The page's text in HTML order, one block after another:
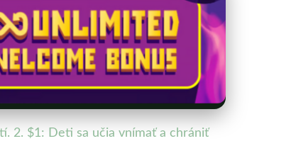
2. $1: Deti sa učia vnímať a chrániť